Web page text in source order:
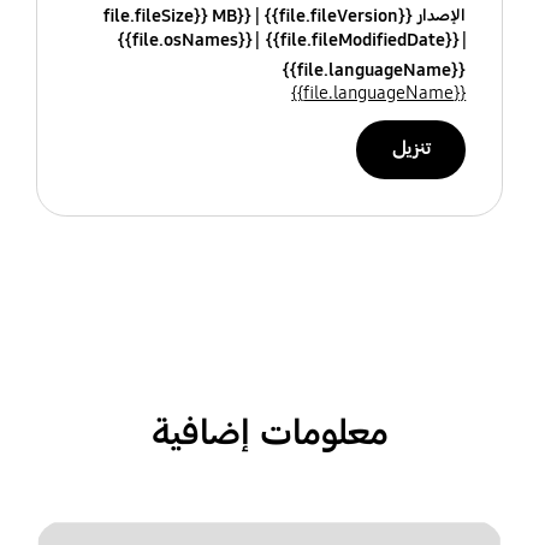
الإصدار {{file.fileVersion}}
{{file.fileSize}} MB
{{file.fileModifiedDate}}
{{file.osNames}}
{{file.languageName}}
{{file.languageName}}
تنزيل
معلومات إضافية